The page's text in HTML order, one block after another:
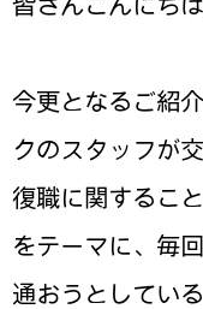
皆さんこんにちは
今更となるご紹
クのスタッフが
復職に関するこ
をテーマに、毎
通おうとしてい